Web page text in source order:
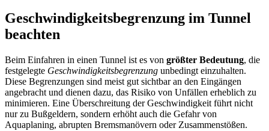
Geschwindigkeitsbegrenzung im Tunnel
beachten
Beim Einfahren in einen Tunnel ist es von größter Bedeutung, die
festgelegte Geschwindigkeitsbegrenzung unbedingt einzuhalten.
Diese Begrenzungen sind meist gut sichtbar an den Eingängen
angebracht und dienen dazu, das Risiko von Unfällen erheblich zu
minimieren. Eine Überschreitung der Geschwindigkeit führt nicht
nur zu Bußgeldern, sondern erhöht auch die Gefahr von
Aquaplaning, abrupten Bremsmanövern oder Zusammenstößen.